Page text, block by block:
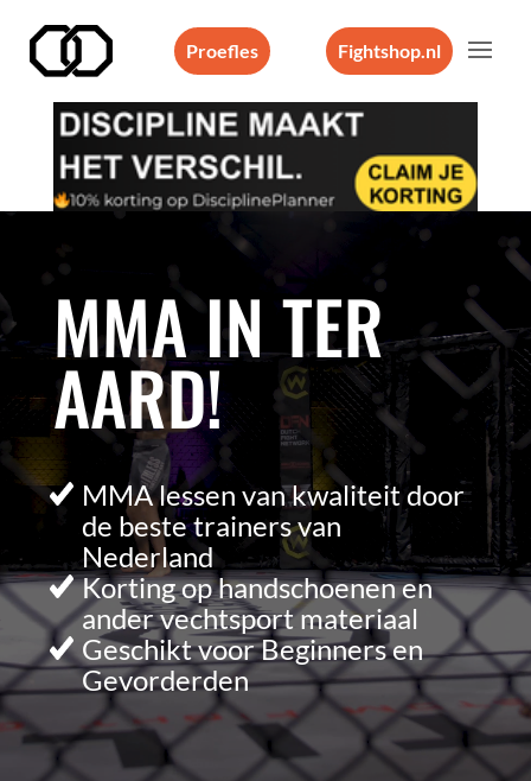
Proefles Fightshop.nl
MMA IN TER
AARD!
MMA lessen van kwaliteit door
de beste trainers van
Nederland
Korting op handschoenen en
ander vechtsport materiaal
Geschikt voor Beginners en
Gevorderden